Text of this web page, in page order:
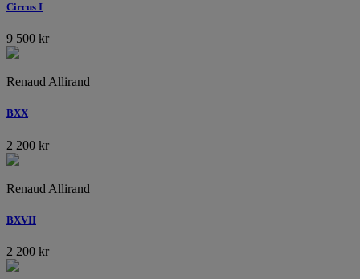
Circus I
9 500 kr
Renaud Allirand
BXX
2 200 kr
Renaud Allirand
BXVII
2 200 kr